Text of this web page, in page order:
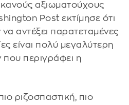
αξιωματούχους
Post εκτίμησε ότι
να αντέξει παρατεταμένες
είναι πολύ μεγαλύτερη
περιγράφει η
ριζοσπαστική, πιο